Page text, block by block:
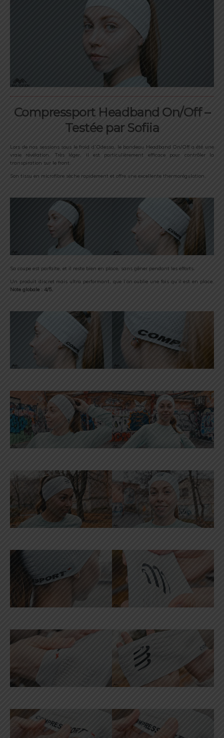
Compressport Headband On/Off –
Testée par Sofiia
Lors de nos sessions sous le froid d’Odessa, le bandeau Headband On/Off a été une
vraie révélation. Très léger, il est particulièrement efficace pour contrôler la
transpiration sur le front.
Son tissu en microfibre sèche rapidement et offre une excellente thermorégulation.
Sa coupe est parfaite, et il reste bien en place, sans gêner pendant les efforts.
Un produit discret mais ultra performant, que l’on oublie une fois qu’il est en place.
Note globale : 4/5.